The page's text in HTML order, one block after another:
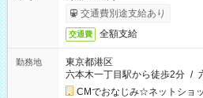
交通費別途支給あり
交通費 全額支給
勤務地
東京都港区
六本木一丁目駅から徒歩2分 /
CMでおなじみ☆ネットショ